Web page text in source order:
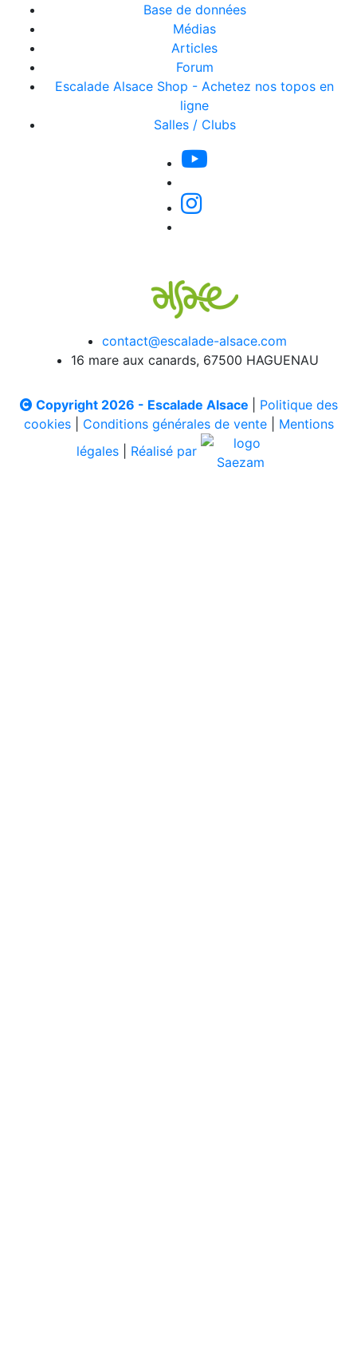
Base de données
Médias
Articles
Forum
Escalade Alsace Shop - Achetez nos topos en
ligne
Salles / Clubs
contact@escalade-alsace.com
16 mare aux canards, 67500 HAGUENAU
Copyright 2026 - Escalade Alsace
Politique des
cookies| Conditions générales de vente| Mentions
légales
Réalisé par